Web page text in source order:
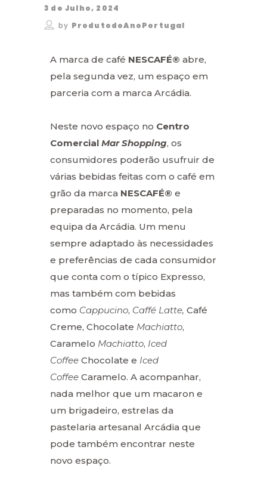
3 de Julho, 2024
by ProdutodoAnoPortugal
A marca de café NESCAFÉ® abre,
pela segunda vez, um espaço em
parceria com a marca Arcádia.
Neste novo espaço no Centro
Comercial Mar Shopping, os
consumidores poderão usufruir de
várias bebidas feitas com o café em
grão da marca NESCAFÉ® e
preparadas no momento, pela
equipa da Arcádia. Um menu
sempre adaptado às necessidades
e preferências de cada consumidor
que conta com o típico Expresso,
mas também com bebidas
como Cappucino, Caffé Latte, Café
Creme, Chocolate Machiatto,
Caramelo Machiatto, Iced
Coffee Chocolate e Iced
Coffee Caramelo. A acompanhar,
nada melhor que um macaron e
um brigadeiro, estrelas da
pastelaria artesanal Arcádia que
pode também encontrar neste
novo espaço.